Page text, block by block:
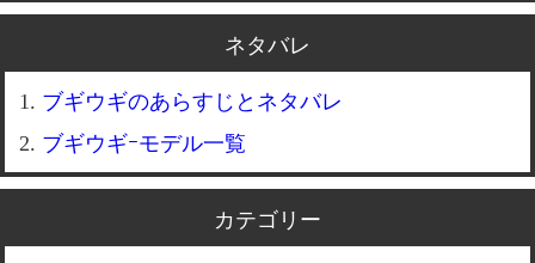
ネタバレ
ブギウギのあらすじとネタバレ
ブギウギｰモデル一覧
カテゴリー